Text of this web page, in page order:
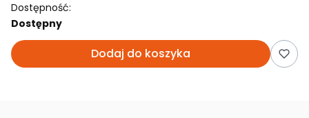
Dostępność:
Dostępny
Dodaj do koszyka